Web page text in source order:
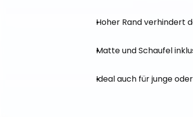
Hoher Rand verhindert
Matte und Schaufel
Ideal auch für junge